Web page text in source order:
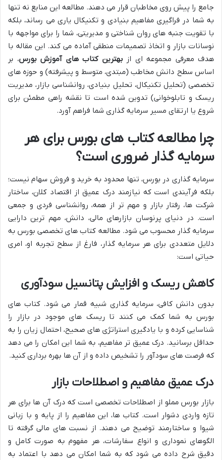
جامع را پیش روی مخاطبان قرار می دهند. مطالعه این منابع نه تنها
به شما در فراگیری مفاهیم بنیادی و تکنیکال یاری می رساند، بلکه
با تقویت جنبه های روان شناختی و مدیریتی، شما را برای مواجهه با
نوسانات بازار و اتخاذ تصمیمات منطقی آماده می کند. این مقاله با
هدف معرفی مجموعه ای ازبهترین کتاب های آموزش بورس، بر
اساس سطح دانش مخاطب (مبتدی، متوسط و پیشرفته) و حوزه های
تخصصی (تحلیل تکنیکال، تحلیل بنیادی، روانشناسی بازار، مدیریت
ریسک و تابلوخوانی) تدوین شده است تا نقشه راهی مطمئن برای
شروع یا ارتقای مسیر سرمایه گذاری شما فراهم آورد.
چرا مطالعه کتاب های بورس برای هر
سرمایه گذار ضروری است؟
سرمایه گذاری در بورس، تنها محدود به خرید و فروش سهام نیست؛
بلکه فرآیندی است که نیازمند درک عمیق از اقتصاد کلان، ساختار
شرکت ها، رفتار بازار و مهم تر از همه، روانشناسی فردی و جمعی
است. در دنیای پرنوسان بازارهای مالی، دانش، مهم ترین دارایی
سرمایه گذار محسوب می شود. مطالعه کتاب های تخصصی بورس به
دلایل متعددی برای هر سرمایه گذار، فارغ از سطح تجربه او، امری
حیاتی است:
کاهش ریسک و افزایش پتانسیل سودآوری
بدون دانش کافی، سرمایه گذاری شبیه قمار می شود. کتاب های
بورس به شما کمک می کنند تا ریسک های موجود در بازار را
شناسایی کرده و با یادگیری استراتژی های صحیح، احتمال زیان را به
حداقل برسانید. درک عمیق تر مفاهیم، به شما این امکان را می دهد
که فرصت های سودآور را تشخیص داده و از آن ها بهره برداری کنید.
درک عمیق مفاهیم و اصطلاحات بازار
بازار بورس مملو از اصطلاحات تخصصی است که درک آن ها برای هر
تازه واردی دشوار است. کتاب ها، این مفاهیم را از پایه و با زبانی
شیوا و ساختارمند توضیح می دهند. از نسبت های مالی گرفته تا
الگوهای نموداری و انواع سفارشات، هر مفهوم به صورت کامل و
دقیق شرح داده می شود که به شما امکان می دهد با اعتماد به